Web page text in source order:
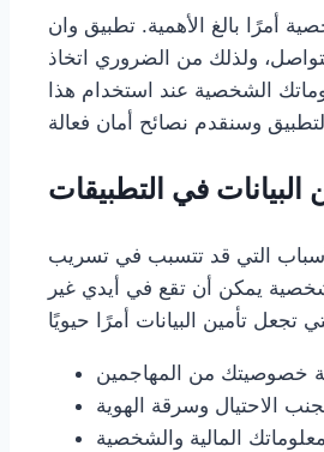
أمرًا بالغ الأهمية. تطبيق وان
ولذلك من الضروري اتخاذ
الشخصية عند استخدام هذا
البيانات في التطبيقات
التي قد تتسبب في تسريب
يمكن أن تقع في أيدي غير